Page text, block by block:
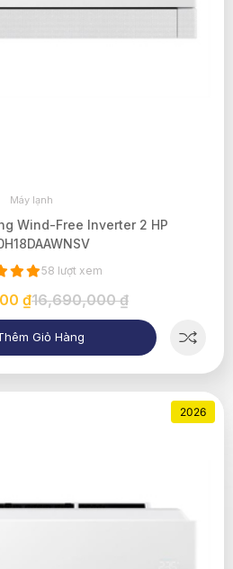
Máy lạnh
Wind-Free Inverter 2 HP
58 lượt xem
₫16,690,000 ₫
Giỏ Hàng
2026